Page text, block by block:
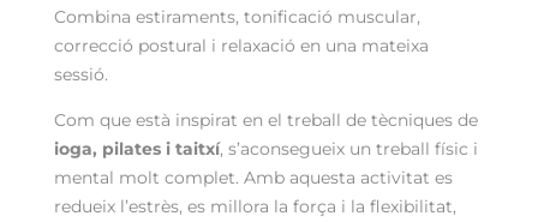
Combina estiraments, tonificació muscular,
correcció postural i relaxació en una mateixa
sessió.
Com que està inspirat en el treball de tècniques de
ioga, pilates i taitxí, s’aconsegueix un treball físic i
mental molt complet. Amb aquesta activitat es
redueix l’estrès, es millora la força i la flexibilitat,